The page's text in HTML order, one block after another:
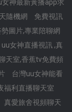
女神最新黃播app求
隨機網
免費視訊
圖片,專業陪聊網
uu女神直播視訊 ,真
天室,香蕉tv免費頻
台灣uu女神能看
福利直播聊天室
真愛旅舍視頻聊天